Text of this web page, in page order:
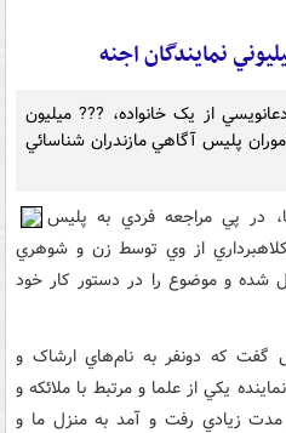
از يک خانواده، ??? ميليون
پليس آگاهي مازندران شناسائي
در پي مراجعه فردي به پليس
از وي توسط زن و شوهري
شده و موضوع را در دستور کار خود
گفت که دونفر به نام‌هاي ارشاک و
يکي از علما و مرتبط با ملائکه و
زيادي رفت و آمد به منزل ما و